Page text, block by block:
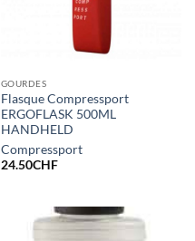
GOURDES
Flasque Compressport
ERGOFLASK 500ML
HANDHELD
Compressport
24.50CHF